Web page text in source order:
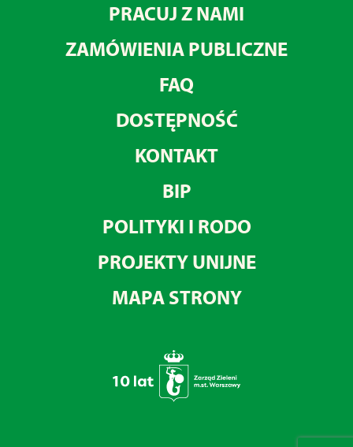
PRACUJ Z NAMI
ZAMÓWIENIA PUBLICZNE
FAQ
DOSTĘPNOŚĆ
KONTAKT
BIP
POLITYKI I RODO
PROJEKTY UNIJNE
MAPA STRONY